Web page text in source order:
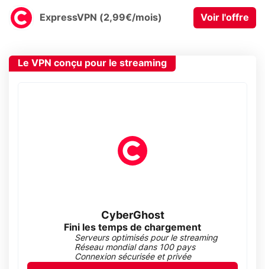
ExpressVPN (2,99€/mois) Voir l'offre
Le VPN conçu pour le streaming
CyberGhost
Fini les temps de chargement
Serveurs optimisés pour le streaming
Réseau mondial dans 100 pays
Connexion sécurisée et privée